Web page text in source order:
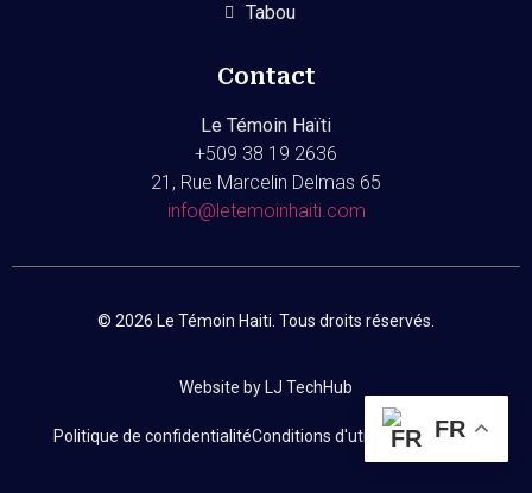
Tabou
Contact
Le Témoin Haïti
+509 38 19 2636
21, Rue Marcelin Delmas 65
info@letemoinhaiti.com
© 2026 Le Témoin Haiti. Tous droits réservés.
Website by LJ TechHub
Politique de confidentialitéConditions d'utilisationContact
FR